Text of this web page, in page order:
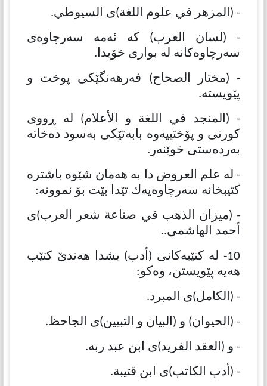
- (المزهر في علوم اللغة)ی السیوطي.
- (لسان العرب) كە ئەمە سەرچاوەی
سەرچاوەكانە لە بواری خۆیدا.
- (مختار الصحاح) فەرهەنگێكی پوخت و
پێویستە.
- (المنجد في اللغة و الأعلام) لە ڕووی
كورتی و پۆختییەوە بابەتێكی بەسود دەخاتە
بەردەستی خوێنەر.
- لە علم العروض دا بە هەمان شێوە باشترە
كتیبخانە سەرچاوەیەك تێدا بێت بۆ نموونە:
- (میزان الذهب في صناعة شعر العرب)ی
أحمد الهاشمي..
10- لە كتێبەكانی (أدب) یشدا هەندێ كتێب
هەیە پێویستن، وەكو:
- (الكامل)ی المبرد.
- (الحیوان) و (البیان و التبیین)ی الجاحظ.
- و (العقد الفرید)ی ابن عبد ربه.
- (أدب الكاتب)ی ابن قتیبة.